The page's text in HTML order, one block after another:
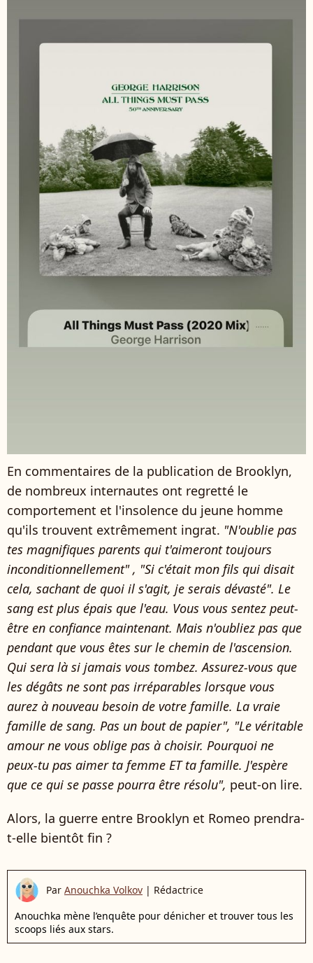
En commentaires de la publication de Brooklyn,
de nombreux internautes ont regretté le
comportement et l'insolence du jeune homme
qu'ils trouvent extrêmement ingrat. "N'oublie pas
tes magnifiques parents qui t'aimeront toujours
inconditionnellement" , "Si c'était mon fils qui disait
cela, sachant de quoi il s'agit, je serais dévasté". Le
sang est plus épais que l'eau. Vous vous sentez peut-
être en confiance maintenant. Mais n'oubliez pas que
pendant que vous êtes sur le chemin de l'ascension.
Qui sera là si jamais vous tombez. Assurez-vous que
les dégâts ne sont pas irréparables lorsque vous
aurez à nouveau besoin de votre famille. La vraie
famille de sang. Pas un bout de papier", "Le véritable
amour ne vous oblige pas à choisir. Pourquoi ne
peux-tu pas aimer ta femme ET ta famille. J'espère
que ce qui se passe pourra être résolu", peut-on lire.
Alors, la guerre entre Brooklyn et Romeo prendra-
t-elle bientôt fin ?
Par Anouchka Volkov | Rédactrice
Anouchka mène l’enquête pour dénicher et trouver tous les
scoops liés aux stars.